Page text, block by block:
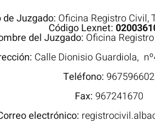
de Juzgado: Oficina Registro Civil,
Código Lexnet:
del Juzgado: Oficina
Calle Dionisio Guardiola,
Teléfono: 967596602
Fax: 967241670
electrónico: